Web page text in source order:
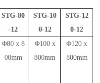
STG-80
-12
STG-10
0-12
STG-12
0-12
Φ80 x 8
00mm
Φ100 x
800mm
Φ120 x
800mm